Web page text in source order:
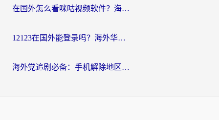
在国外怎么看咪咕视频软件？海外党亲测有效的回国加速方案
12123在国外能登录吗？海外华人必看的回国加速实用指南
海外党追剧必备：手机解除地区限制app怎么选？解决央视视频&国内剧地区限制全指南